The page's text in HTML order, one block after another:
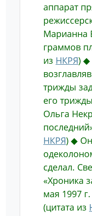
аппарат
Марианна
граммов
из НКРЯ) ◆
трижды
его
Ольга
НКРЯ) ◆
сделал.
«Хроника
мая 1997
(цитата из